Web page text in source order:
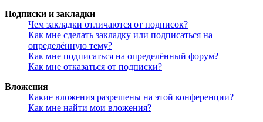
Подписки и закладки
Чем закладки отличаются от подписок?
Как мне сделать закладку или подписаться на
определённую тему?
Как мне подписаться на определённый форум?
Как мне отказаться от подписки?
Вложения
Какие вложения разрешены на этой конференции?
Как мне найти мои вложения?